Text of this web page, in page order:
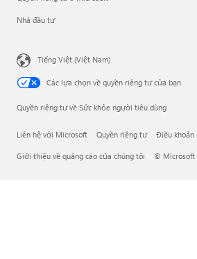
Nhà đầu tư
Tiếng Việt (Việt Nam)
Các lựa chọn về quyền riêng tư của bạn
Quyền riêng tư về Sức khỏe người tiêu dùng
Liên hệ với Microsoft Quyền riêng tư Điều khoản
Giới thiệu về quảng cáo của chúng tôi © Microsoft